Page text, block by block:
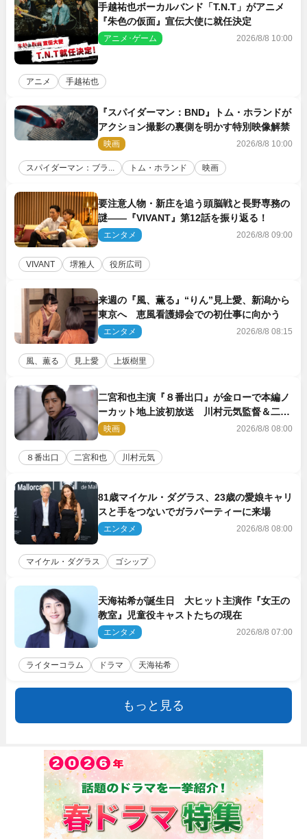
手越祐也ボーカルバンド「T.N.T」がアニメ
『朱色の仮面』宣伝大使に就任決定
アニメ･ゲーム 2026/8/8 10:00
アニメ 手越祐也
『スパイダーマン：BND』トム・ホランドが
アクション撮影の裏側を明かす特別映像解禁
映画 2026/8/8 10:00
スパイダーマン：ブラ... トム・ホランド 映画
要注意人物・新庄を追う頭脳戦と長野専務の
謎――『VIVANT』第12話を振り返る！
エンタメ 2026/8/8 09:00
VIVANT 堺雅人 役所広司
来週の『風、薫る』“りん”見上愛、新潟から
東京へ 恵風看護婦会での初仕事に向かう
エンタメ 2026/8/8 08:15
風、薫る 見上愛 上坂樹里
二宮和也主演『８番出口』が金ローで本編ノ
ーカット地上波初放送 川村元気監督＆二宮
コメント到着
映画 2026/8/8 08:00
８番出口 二宮和也 川村元気
81歳マイケル・ダグラス、23歳の愛娘キャリ
スと手をつないでガラパーティーに来場
エンタメ 2026/8/8 08:00
マイケル・ダグラス ゴシップ
天海祐希が誕生日 大ヒット主演作『女王の
教室』児童役キャストたちの現在
エンタメ 2026/8/8 07:00
ライターコラム ドラマ 天海祐希
もっと見る